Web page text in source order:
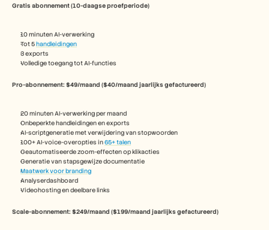
Gratis abonnement (10-daagse proefperiode)
10 minuten AI-verwerking
Tot 5 handleidingen
3 exports
Volledige toegang tot AI-functies
Pro-abonnement: $49/maand ($40/maand jaarlijks gefactureerd)
20 minuten AI-verwerking per maand
Onbeperkte handleidingen en exports
AI-scriptgeneratie met verwijdering van stopwoorden
100+ AI-voice-overopties in 65+ talen
Geautomatiseerde zoom-effecten op klikacties
Generatie van stapsgewijze documentatie
Maatwerk voor branding
Analyserdashboard
Videohosting en deelbare links
Scale-abonnement: $249/maand ($199/maand jaarlijks gefactureerd)